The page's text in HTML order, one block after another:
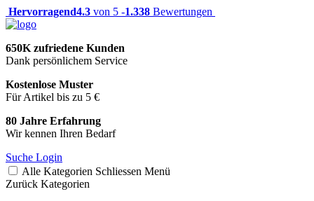
Hervorragend4.3 von 5 -1.338 Bewertungen
650K zufriedene Kunden
Dank persönlichem Service
Kostenlose Muster
Für Artikel bis zu 5 €
80 Jahre Erfahrung
Wir kennen Ihren Bedarf
Suche Login
Alle Kategorien Schliessen Menü
Zurück Kategorien